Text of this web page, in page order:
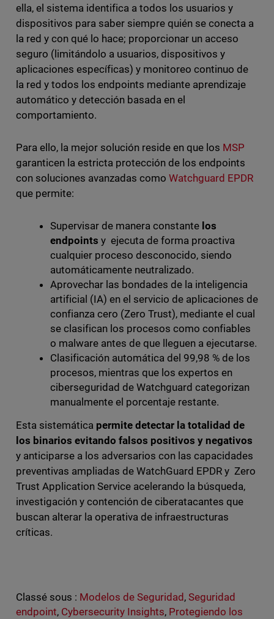
ella, el sistema identifica a todos los usuarios y
dispositivos para saber siempre quién se conecta a
la red y con qué lo hace; proporcionar un acceso
seguro (limitándolo a usuarios, dispositivos y
aplicaciones específicas) y monitoreo continuo de
la red y todos los endpoints mediante aprendizaje
automático y detección basada en el
comportamiento.
Para ello, la mejor solución reside en que los MSP
garanticen la estricta protección de los endpoints
con soluciones avanzadas como Watchguard EPDR
que permite:
Supervisar de manera constante los
endpoints y ejecuta de forma proactiva
cualquier proceso desconocido, siendo
automáticamente neutralizado.
Aprovechar las bondades de la inteligencia
artificial (IA) en el servicio de aplicaciones de
confianza cero (Zero Trust), mediante el cual
se clasifican los procesos como confiables
o malware antes de que lleguen a ejecutarse.
Clasificación automática del 99,98 % de los
procesos, mientras que los expertos en
ciberseguridad de Watchguard categorizan
manualmente el porcentaje restante.
Esta sistemática permite detectar la totalidad de
los binarios evitando falsos positivos y negativos
y anticiparse a los adversarios con las capacidades
preventivas ampliadas de WatchGuard EPDR y Zero
Trust Application Service acelerando la búsqueda,
investigación y contención de ciberatacantes que
buscan alterar la operativa de infraestructuras
críticas.
Classé sous : Modelos de Seguridad ,Seguridad
endpoint, Cybersecurity Insights, Protegiendo los